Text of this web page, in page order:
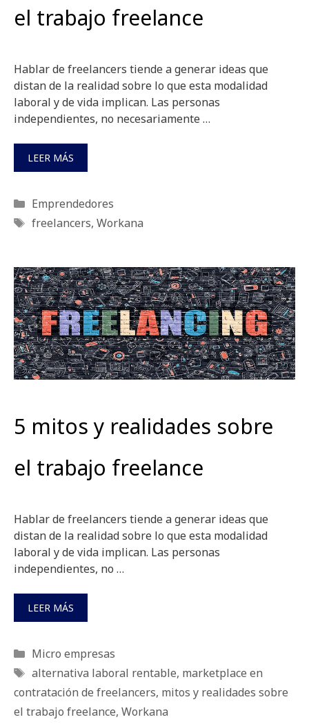
el trabajo freelance
Hablar de freelancers tiende a generar ideas que
distan de la realidad sobre lo que esta modalidad
laboral y de vida implican. Las personas
independientes, no necesariamente …
LEER MÁS
Categorías
Emprendedores
Etiquetas
freelancers, Workana
5 mitos y realidades sobre
el trabajo freelance
Hablar de freelancers tiende a generar ideas que
distan de la realidad sobre lo que esta modalidad
laboral y de vida implican. Las personas
independientes, no …
LEER MÁS
Categorías
Micro empresas
Etiquetas
alternativa laboral rentable, marketplace en
contratación de freelancers, mitos y realidades sobre
el trabajo freelance, Workana